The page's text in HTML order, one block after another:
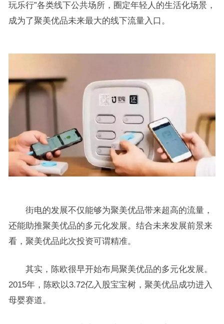
玩乐行”各类线下公共场所，圈定年轻人的生活化场景，
成为了聚美优品未来最大的线下流量入口。
街电的发展不仅能够为聚美优品带来超高的流量，
还能助推聚美优品的多元化发展。结合未来发展前景来
看，聚美优品此次投资可谓精准。
其实，陈欧很早开始布局聚美优品的多元化发展。
2015年，陈欧以3.72亿入股宝宝树，聚美优品成功进入
母婴赛道。